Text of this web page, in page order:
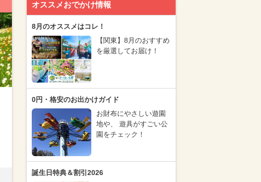
オススメおでかけ情報
8月のオススメはコレ！
【関東】8月のおすすめ
を厳選してお届け！
0円・格安のお出かけガイド
お財布にやさしい遊園
地や、 遊具がすごい公
園をチェック！
誕生日特典＆割引2026